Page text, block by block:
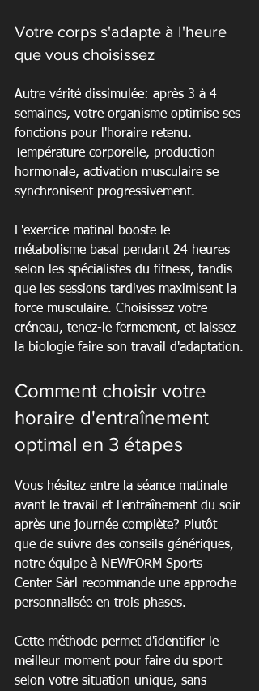
Votre corps s'adapte à l'heure
que vous choisissez
Autre vérité dissimulée: après 3 à 4
semaines, votre organisme optimise ses
fonctions pour l'horaire retenu.
Température corporelle, production
hormonale, activation musculaire se
synchronisent progressivement.
L'exercice matinal booste le
métabolisme basal pendant 24 heures
selon les spécialistes du fitness, tandis
que les sessions tardives maximisent la
force musculaire. Choisissez votre
créneau, tenez-le fermement, et laissez
la biologie faire son travail d'adaptation.
Comment choisir votre
horaire d'entraînement
optimal en 3 étapes
Vous hésitez entre la séance matinale
avant le travail et l'entraînement du soir
après une journée complète? Plutôt
que de suivre des conseils génériques,
notre équipe à NEWFORM Sports
Center Sàrl recommande une approche
personnalisée en trois phases.
Cette méthode permet d'identifier le
meilleur moment pour faire du sport
selon votre situation unique, sans